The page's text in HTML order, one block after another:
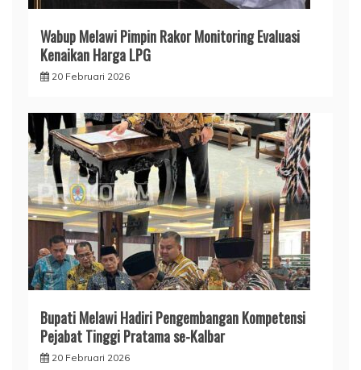
Wabup Melawi Pimpin Rakor Monitoring Evaluasi
Kenaikan Harga LPG
20 Februari 2026
Bupati Melawi Hadiri Pengembangan Kompetensi
Pejabat Tinggi Pratama se-Kalbar
20 Februari 2026